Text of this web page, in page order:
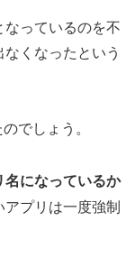
っているのを不
くなったという
でしょう。
名になっているか
プリは一度強制